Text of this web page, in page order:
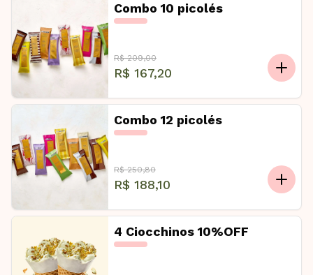
Combo 10 picolés
R$ 209,00
R$ 167,20
Combo 12 picolés
R$ 250,80
R$ 188,10
4 Ciocchinos 10%OFF